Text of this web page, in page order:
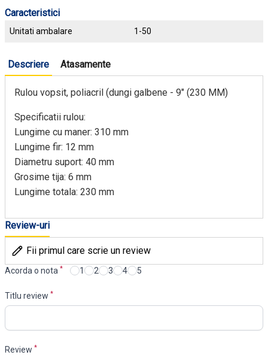
Caracteristici
Unitati ambalare 1-50
Descriere Atasamente
Rulou vopsit, poliacril (dungi galbene - 9" (230 MM)
Specificatii rulou:
Lungime cu maner: 310 mm
Lungime fir: 12 mm
Diametru suport: 40 mm
Grosime tija: 6 mm
Lungime totala: 230 mm
Review-uri
Fii primul care scrie un review
Acorda o nota * 1 2 3 4 5
Titlu review *
Review *